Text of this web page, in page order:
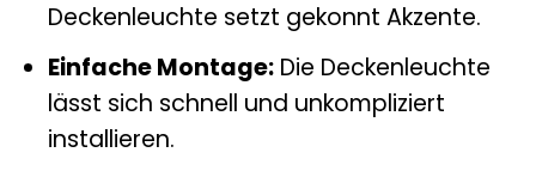
Deckenleuchte setzt gekonnt Akzente.
Einfache Montage:Die Deckenleuchte
lässt sich schnell und unkompliziert
installieren.